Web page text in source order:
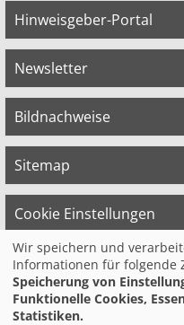
Hinweisgeber-Portal
Newsletter
Bildnachweise
Sitemap
Cookie Einstellungen
© 2026 Bildungswerk
leis­tungs­ge­werk­schaft
Niedersachsen e.V.
Wir speichern und
Informationen für folgende
Speicherung von
Funktionelle Cookies,
Statistiken.